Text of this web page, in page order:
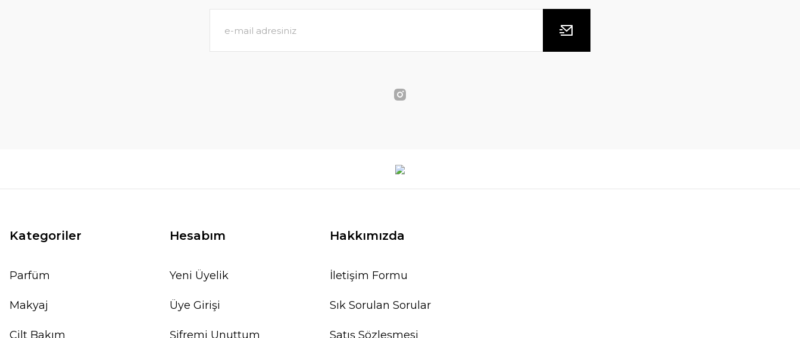
Kategoriler
Parfüm
Makyaj
Cilt Bakım
Hesabım
Yeni Üyelik
Üye Girişi
Şifremi Unuttum
Hakkımızda
İletişim Formu
Sık Sorulan Sorular
Satış Sözleşmesi